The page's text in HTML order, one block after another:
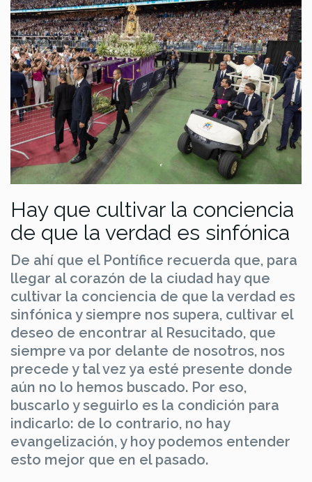
Hay que cultivar la conciencia
de que la verdad es sinfónica
De ahí que el Pontífice recuerda que, para
llegar al corazón de la ciudad hay que
cultivar la conciencia de que la verdad es
sinfónica y siempre nos supera, cultivar el
deseo de encontrar al Resucitado, que
siempre va por delante de nosotros, nos
precede y tal vez ya esté presente donde
aún no lo hemos buscado. Por eso,
buscarlo y seguirlo es la condición para
indicarlo: de lo contrario, no hay
evangelización, y hoy podemos entender
esto mejor que en el pasado.